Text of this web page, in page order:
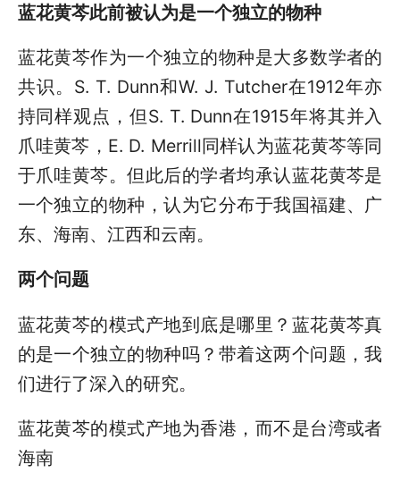
蓝花黄芩此前被认为是一个独立的物种
蓝花黄芩作为一个独立的物种是大多数学者的
共识。S. T. Dunn和W. J. Tutcher在1912年亦
持同样观点，但S. T. Dunn在1915年将其并入
爪哇黄芩，E. D. Merrill同样认为蓝花黄芩等同
于爪哇黄芩。但此后的学者均承认蓝花黄芩是
一个独立的物种，认为它分布于我国福建、广
东、海南、江西和云南。
两个问题
蓝花黄芩的模式产地到底是哪里？蓝花黄芩真
的是一个独立的物种吗？带着这两个问题，我
们进行了深入的研究。
蓝花黄芩的模式产地为香港，而不是台湾或者
海南